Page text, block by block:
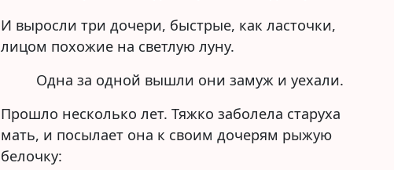
И выросли три дочери, быстрые, как ласточки,
лицом похожие на светлую луну.
Одна за одной вышли они замуж и уехали.
Прошло несколько лет. Тяжко заболела старуха
мать, и посылает она к своим дочерям рыжую
белочку: